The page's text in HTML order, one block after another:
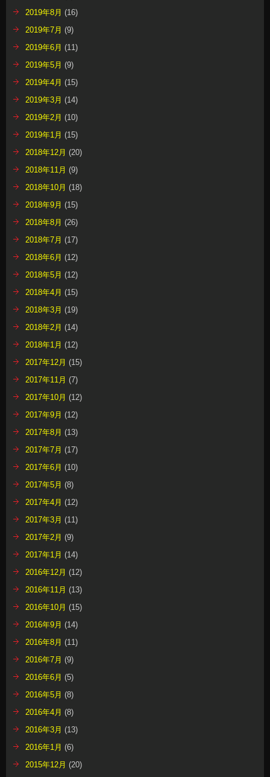
2019年8月 (16)
2019年7月 (9)
2019年6月 (11)
2019年5月 (9)
2019年4月 (15)
2019年3月 (14)
2019年2月 (10)
2019年1月 (15)
2018年12月 (20)
2018年11月 (9)
2018年10月 (18)
2018年9月 (15)
2018年8月 (26)
2018年7月 (17)
2018年6月 (12)
2018年5月 (12)
2018年4月 (15)
2018年3月 (19)
2018年2月 (14)
2018年1月 (12)
2017年12月 (15)
2017年11月 (7)
2017年10月 (12)
2017年9月 (12)
2017年8月 (13)
2017年7月 (17)
2017年6月 (10)
2017年5月 (8)
2017年4月 (12)
2017年3月 (11)
2017年2月 (9)
2017年1月 (14)
2016年12月 (12)
2016年11月 (13)
2016年10月 (15)
2016年9月 (14)
2016年8月 (11)
2016年7月 (9)
2016年6月 (5)
2016年5月 (8)
2016年4月 (8)
2016年3月 (13)
2016年1月 (6)
2015年12月 (20)